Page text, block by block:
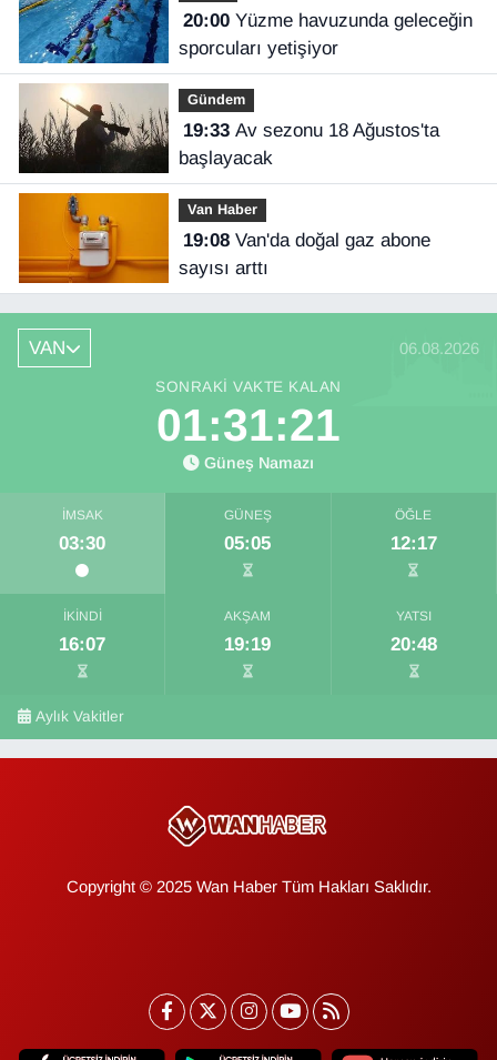
20:00Yüzme havuzunda geleceğin
sporcuları yetişiyor
Gündem
19:33Av sezonu 18 Ağustos'ta
başlayacak
Van Haber
19:08Van'da doğal gaz abone
sayısı arttı
VAN 06.08.2026
SONRAKI VAKTE KALAN
01:31:21
Güneş Namazı
İMSAK
03:30
GÜNEŞ
05:05
ÖĞLE
12:17
İKINDI
16:07
AKŞAM
19:19
YATSI
20:48
Aylık Vakitler
Copyright © 2025 Wan Haber Tüm Hakları Saklıdır.